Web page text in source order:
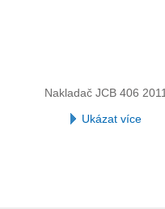
Nakladač JCB 406
Ukázat více